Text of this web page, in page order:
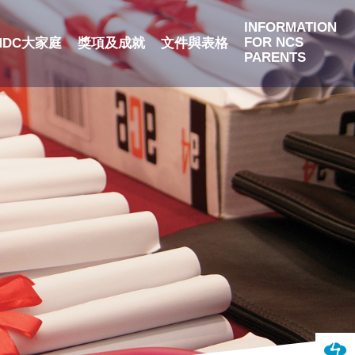
大家庭 獎項及成就 文件與表格
INFORMATION
FOR NCS
PARENTS